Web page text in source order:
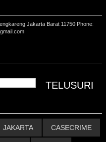
Jakarta Barat 11750 Phone:
JAKARTA CASECRIME